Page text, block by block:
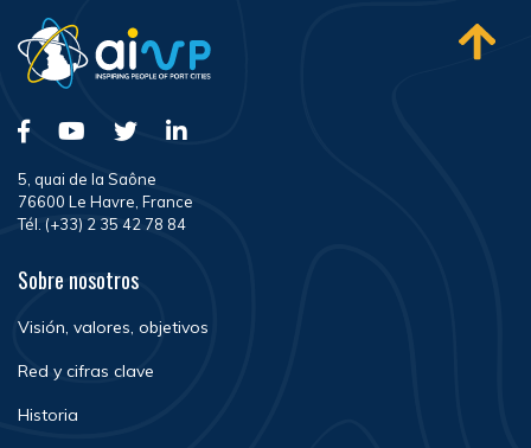
5, quai de la Saône
76600 Le Havre, France
Tél. (+33) 2 35 42 78 84
Sobre nosotros
Visión, valores, objetivos
Red y cifras clave
Historia